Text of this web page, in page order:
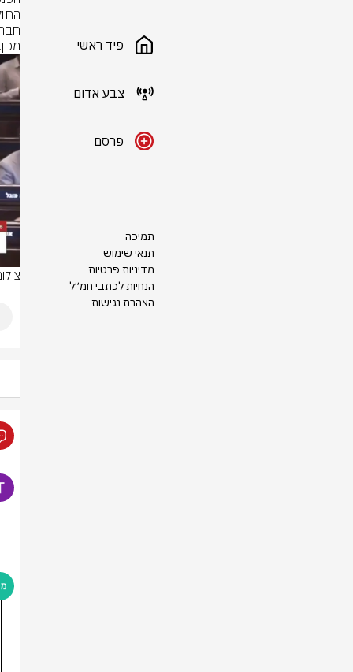
פיד ראשי
צבע אדום
פרסם
תמיכה
תנאי שימוש
מדיניות פרטיות
הנחיות לכתבי חמ״ל
הצהרת נגישות
מכן.